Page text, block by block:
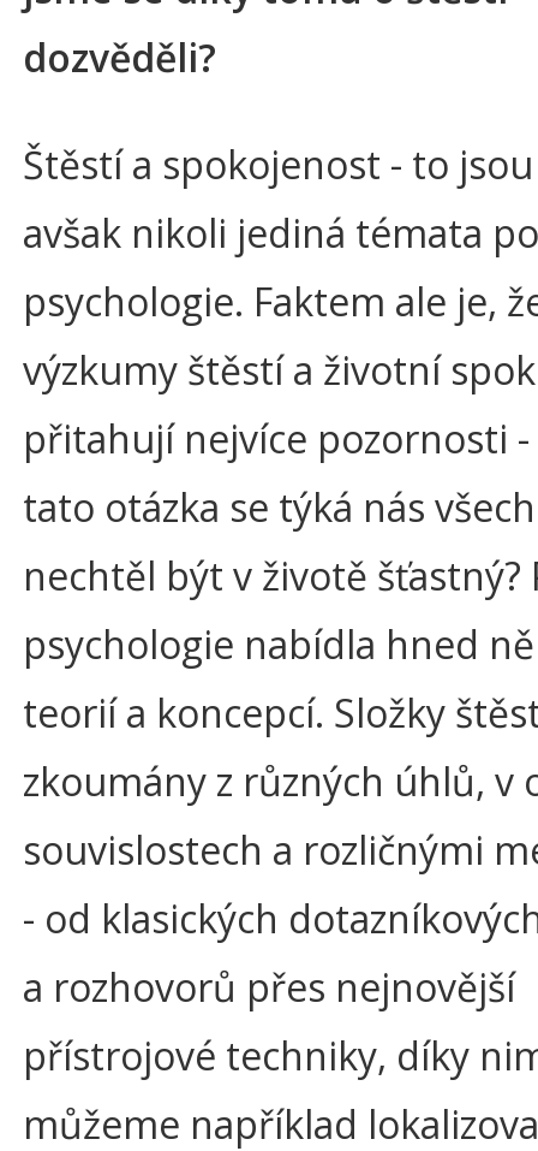
dozvěděli?
Štěstí a spokojenost - to
avšak nikoli jediná témata
psychologie. Faktem ale je,
výzkumy štěstí a životní
přitahují nejvíce pozornosti
tato otázka se týká nás
nechtěl být v životě šťastný?
psychologie nabídla hned
teorií a koncepcí. Složky
zkoumány z různých úhlů, v
souvislostech a rozličnými
- od klasických
a rozhovorů přes nejnovější
přístrojové techniky, díky
můžeme například